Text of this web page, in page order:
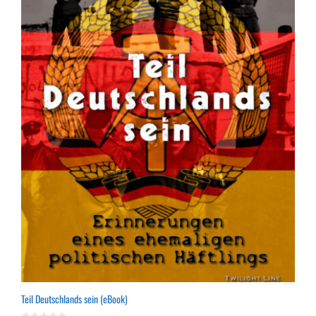
Teil Deutschlands sein (eBook)